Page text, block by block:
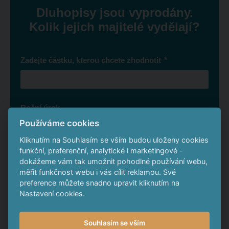
Dluhopisy jsou vyprodány.
Kolik jejich majitelé vydělají?
Zadejte částku, kterou chcete zhodnotit *
Roční úrok
Své finance byste za 4 roky zhodnotili o
Používáme cookies
Kliknutím na Souhlasím se vším budou uloženy cookies
funkční, preferenční, analytické i marketingové -
dokážeme vám tak umožnit pohodlné používání webu,
měřit funkčnost webu i vás cílit reklamou. Své
preference můžete snadno upravit kliknutím na
Nastavení cookies.
Souhlasím se vším